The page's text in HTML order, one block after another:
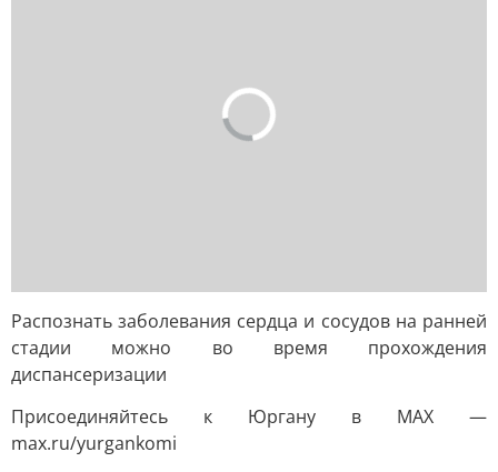
Распознать заболевания сердца и сосудов на ранней
стадии можно во время прохождения
диспансеризации
Присоединяйтесь к Юргану в MAX —
max.ru/yurgankomi